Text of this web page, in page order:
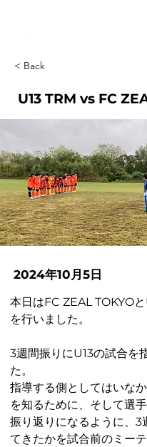
< Back
U13 TRM vs FC
2024年10月5日
本日はFC ZEAL TOKYO
を行いました。
3週間振りにU13の試合を
た。
指導する側としてはいな
を知るために、そして選
振り返りになるように、3
てきたかを試合前のミー